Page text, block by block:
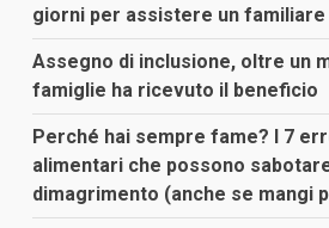
giorni per assistere un familiare
Assegno di inclusione, oltre un
famiglie ha ricevuto il beneficio
Perché hai sempre fame? I 7
alimentari che possono
dimagrimento (anche se mangi